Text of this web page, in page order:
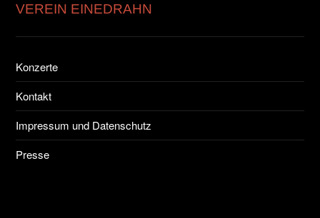
VEREIN EINEDRAHN
Konzerte
Kontakt
Impressum und Datenschutz
Presse